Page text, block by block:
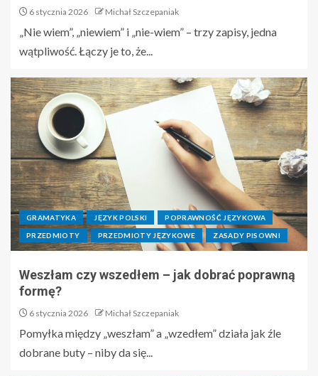
6 stycznia 2026 Michał Szczepaniak
„Nie wiem”, „niewiem” i „nie-wiem” – trzy zapisy, jedna
wątpliwość. Łączy je to, że...
GRAMATYKA JĘZYK POLSKI POPRAWNOŚĆ JĘZYKOWA
PRZEDMIOTY PRZEDMIOTY JĘZYKOWE ZASADY PISOWNI
Weszłam czy wszedłem – jak dobrać poprawną
formę?
6 stycznia 2026 Michał Szczepaniak
Pomyłka między „weszłam” a „wzedłem” działa jak źle
dobrane buty – niby da się...